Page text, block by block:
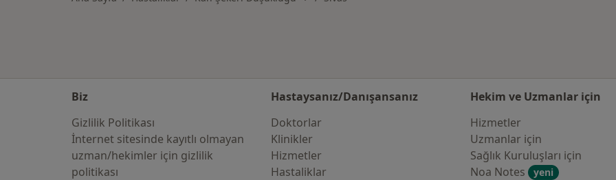
Biz
Gizlilik Politikası
İnternet sitesinde kayıtlı olmayan
uzman/hekimler i̇çin gizlilik
politikası
Hastaysanız/Danışansanız
Doktorlar
Klinikler
Hizmetler
Hastaliklar
Hekim ve Uzmanlar için
Hizmetler
Uzmanlar için
Sağlık Kuruluşları için
Noa Notes
yeni